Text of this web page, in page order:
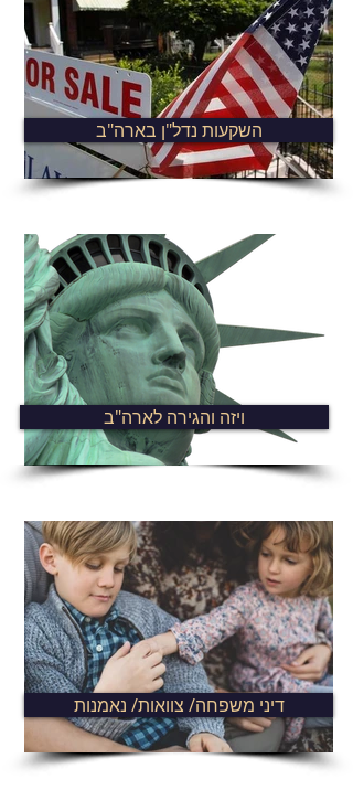
השקעות נדל"ן בארה"ב
ויזה והגירה לארה"ב
דיני משפחה/ צוואות/ נאמנות